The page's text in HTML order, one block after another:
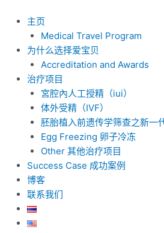
主页
Medical Travel Program
为什么选择爱宝贝
Accreditation and Awards
治疗项目
宮腔內人工授精（iui）
体外受精（IVF）
胚胎植入前遗传学筛查之新一
Egg Freezing 卵子冷冻
Other 其他治疗项目
Success Case 成功案例
博客
联系我们